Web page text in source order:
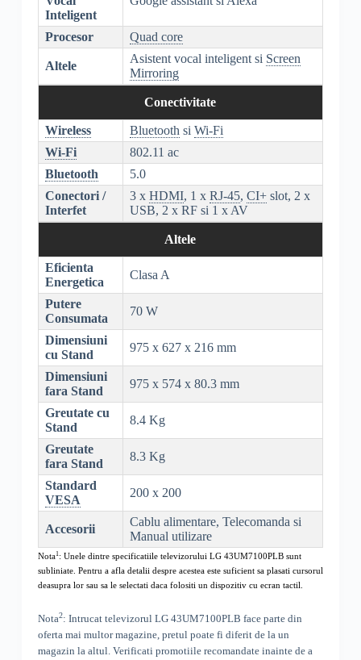
Inteligent
Procesor Quad core
Altele
Asistent vocal inteligent si Screen
Mirroring
Conectivitate
Wireless Bluetooth si Wi-Fi
Wi-Fi
802.11 ac
Bluetooth
5.0
Conectori /
Interfet
3 x HDMI, 1 x RJ-45, CI+slot, 2 x
USB, 2 x RF si 1 x AV
Altele
Eficienta
Energetica
Clasa A
Putere
Consumata
70 W
Dimensiuni
cu Stand
975 x 627 x 216 mm
Dimensiuni
fara Stand
975 x 574 x 80.3 mm
Greutate cu
Stand
8.4 Kg
Greutate
fara Stand
8.3 Kg
Standard
VESA
200 x 200
Accesorii
Cablu alimentare, Telecomanda si
Manual utilizare
Nota1: Unele dintre specificatiile televizorului LG 43UM7100PLBsunt
subliniate. Pentru a afla detalii despre acestea este suficient sa plasati cursorul
deasupra lor sau sa le selectati daca folositi un dispozitiv cu ecran tactil.
Nota2: Intrucat televizorul LG 43UM7100PLB face parte din
oferta mai multor magazine, pretul poate fi diferit de la un
magazin la altul. Verificati promotiile recomandate inainte de a